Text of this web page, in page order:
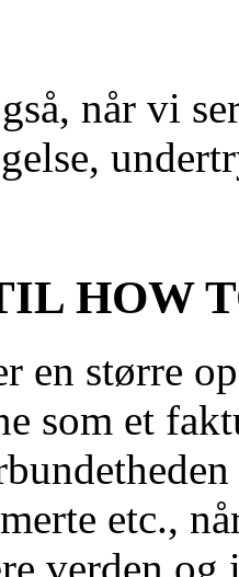
når vi
HOW
en større
som et
etc.,